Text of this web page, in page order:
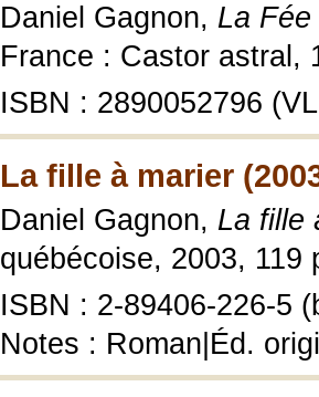
Daniel Gagnon, La
France : Castor astral,
ISBN : 2890052796
La fille à marier
Daniel Gagnon, La fille
québécoise, 2003, 119
ISBN : 2-89406-226-5
Notes : Roman|Éd.